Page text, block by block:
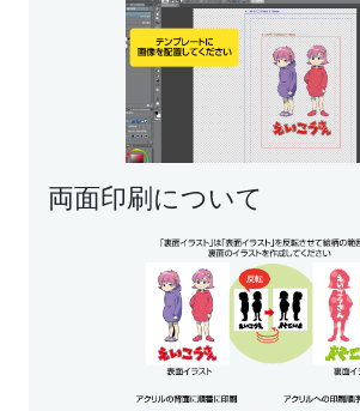
両面印刷について